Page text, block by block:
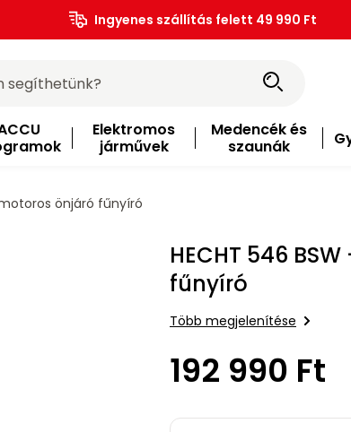
Ingyenes szállítás felett 49 990 Ft
Elektromos
járművek
Medencék és
szaunák
önjáró fűnyíró
HECHT 546
fűnyíró
Több megjelenítése
192 990 Ft